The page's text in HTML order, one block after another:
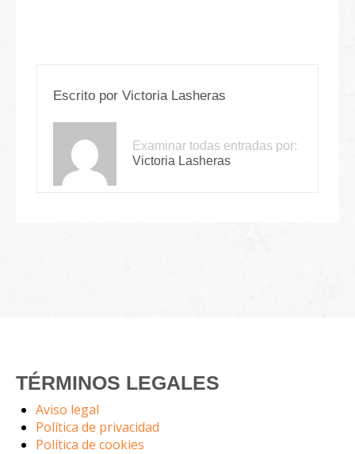
Escrito por Victoria Lasheras
Examinar todas entradas por:
Victoria Lasheras
TÉRMINOS LEGALES
Aviso legal
Política de privacidad
Política de cookies